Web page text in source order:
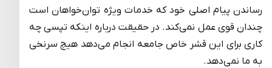
رساندن پیام اصلی خود که خدمات ویژه توان‌خواهان است
چندان قوی عمل نمی‌کند. در حقیقت درباره اینکه تپسی چه
کاری برای این قشر خاص جامعه انجام می‌دهد هیچ سرنخی
به ما نمی‌دهد.